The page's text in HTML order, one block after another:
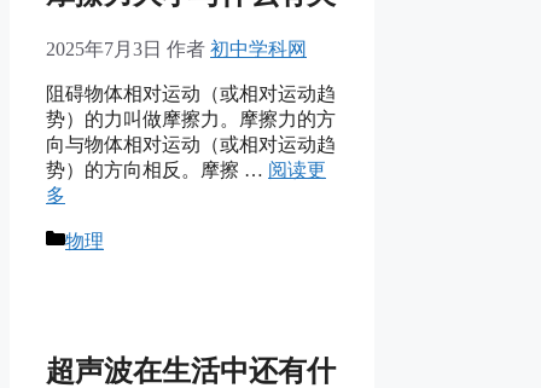
2025年7月3日 作者 初中学科网
阻碍物体相对运动（或相对运动趋
势）的力叫做摩擦力。摩擦力的方
向与物体相对运动（或相对运动趋
势）的方向相反。摩擦 … 阅读更
多
分
物理
超声波在生活中还有什